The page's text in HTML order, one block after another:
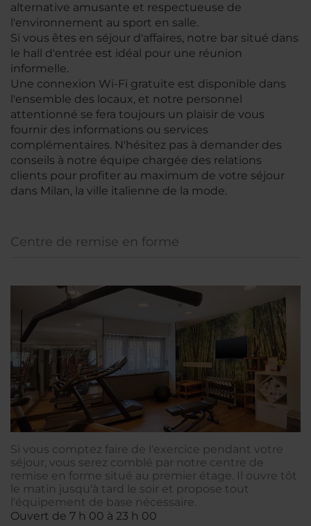
alternative amusante et respectueuse de
l'environnement au sport en salle.
Si vous êtes en séjour d'affaires, notre bar situé dans
le hall d'entrée est idéal pour une réunion
informelle.
Une connexion Wi-Fi gratuite est disponible dans
l'ensemble des locaux, et notre personnel
attentionné se fera toujours un plaisir de vous
fournir des informations ou services
complémentaires. N'hésitez pas à demander des
conseils à notre équipe chargée des relations
clients pour profiter au maximum de votre séjour
dans Milan, la ville italienne de la mode.
Centre de remise en forme
Si vous comptez faire de l'exercice pendant votre
séjour, vous serez comblé par notre centre de
remise en forme situé au premier étage. Il ouvre tôt
le matin jusqu'à tard le soir et propose tout
l'équipement de base nécessaire.
Ouvert de 7 h 00 à 23 h 00